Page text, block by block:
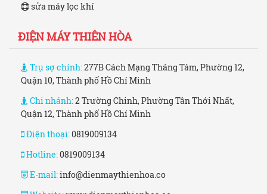
sửa máy lọc khí
ĐIỆN MÁY THIÊN HÒA
Trụ sợ chính:277B Cách Mạng Tháng Tám, Phường 12,
Quận 10, Thành phố Hồ Chí Minh
Chi nhánh:2 Trường Chinh, Phường Tân Thới Nhất,
Quận 12, Thành phố Hồ Chí Minh
Điện thoại:0819009134
Hotline:0819009134
E-mail:info@dienmaythienhoa.co